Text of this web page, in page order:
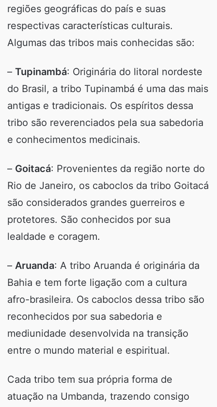
regiões geográficas do país e suas
respectivas características culturais.
Algumas das tribos mais conhecidas são:
– Tupinambá: Originária do litoral nordeste
do Brasil, a tribo Tupinambá é uma das mais
antigas e tradicionais. Os espíritos dessa
tribo são reverenciados pela sua sabedoria
e conhecimentos medicinais.
– Goitacá: Provenientes da região norte do
Rio de Janeiro, os caboclos da tribo Goitacá
são considerados grandes guerreiros e
protetores. São conhecidos por sua
lealdade e coragem.
– Aruanda: A tribo Aruanda é originária da
Bahia e tem forte ligação com a cultura
afro-brasileira. Os caboclos dessa tribo são
reconhecidos por sua sabedoria e
mediunidade desenvolvida na transição
entre o mundo material e espiritual.
Cada tribo tem sua própria forma de
atuação na Umbanda, trazendo consigo